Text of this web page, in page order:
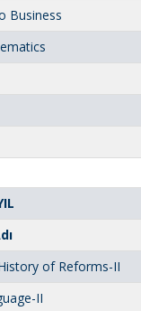
Business
of Reforms-II
II